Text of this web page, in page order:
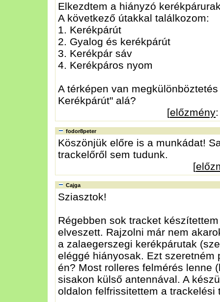
Elkezdtem a hiányzó
A következő útakkal találkozom:
1. Kerékpárút
2. Gyalog és kerékpárút
3. Kerékpár sáv
4. Kerékpáros nyom
A térképen van
Kerékpárút" alá?
[előzmény
fodor8peter
Köszönjük előre is a munkádat!
trackelőről sem tudunk.
[
Cajga
Sziasztok!
Régebben sok tracket
elveszett. Rajzolni már nem
a zalaegerszegi kerékpárutak
eléggé hiányosak. Ezt
én? Most rolleres felmérés lenne
sisakon külső antennával. A
oldalon felfrissitettem a trackelési